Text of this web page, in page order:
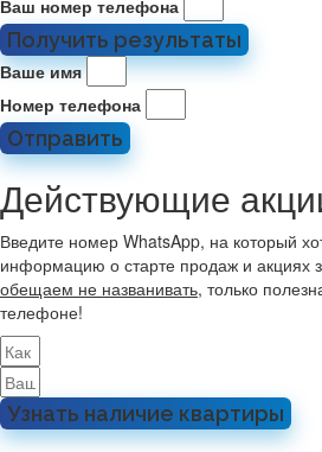
Ваш номер телефона
Получить результаты
Ваше имя
Номер телефона
Отправить
Действующие
Введите номер WhatsApp, на который
информацию о старте продаж и акциях
обещаем не названивать, только
телефоне!
Узнать наличие квартиры